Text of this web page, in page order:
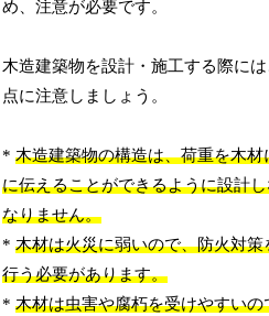
め、注意が必要です。
木造建築物を設計・施工する際に
点に注意しましょう。
*木造建築物の構造は、荷重を木材
に伝えることができるように設計
なりません。
*木材は火災に弱いので、防火対策
行う必要があります。
*木材は虫害や腐朽を受けやすいの